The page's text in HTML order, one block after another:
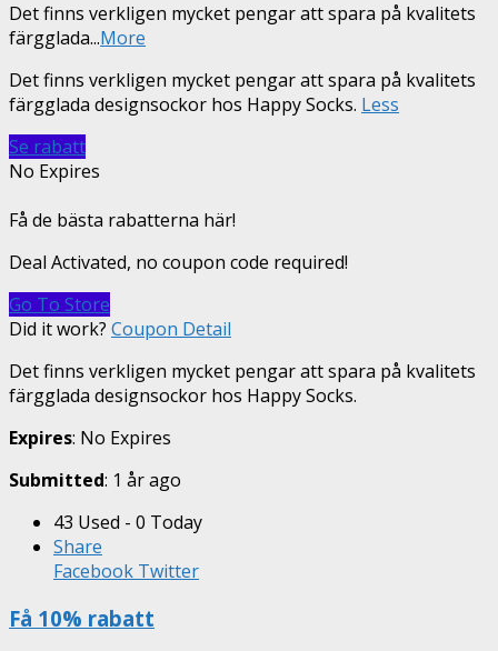
Det finns verkligen mycket pengar att spara på kvalitets
färgglada...More
Det finns verkligen mycket pengar att spara på kvalitets
färgglada designsockor hos Happy Socks. Less
Se rabatt
No Expires
Få de bästa rabatterna här!
Deal Activated, no coupon code required!
Go To Store
Did it work? Coupon Detail
Det finns verkligen mycket pengar att spara på kvalitets
färgglada designsockor hos Happy Socks.
Expires: No Expires
Submitted: 1 år ago
43 Used - 0 Today
Share
Facebook Twitter
Få 10% rabatt